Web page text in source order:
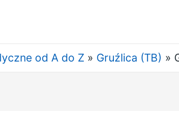
od A do Z Gruźlica (TB)